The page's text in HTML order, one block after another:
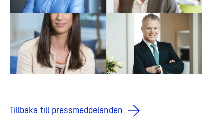
Tillbaka till pressmeddelanden